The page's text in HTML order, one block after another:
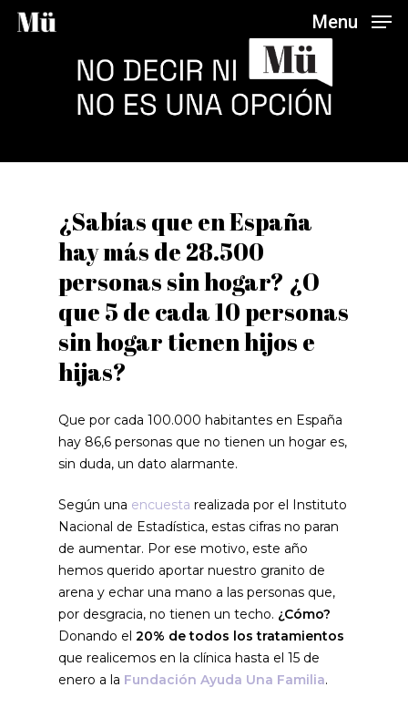
Skip
Menu
¿Sabías que en España
hay más de 28.500
personas sin hogar? ¿O
que 5 de cada 10 personas
sin hogar tienen hijos e
hijas?
Que por cada 100.000 habitantes en España
hay 86,6 personas que no tienen un hogar es,
sin duda, un dato alarmante.
Según una encuesta realizada por el Instituto
Nacional de Estadística, estas cifras no paran
de aumentar. Por ese motivo, este año
hemos querido aportar nuestro granito de
arena y echar una mano a las personas que,
por desgracia, no tienen un techo. ¿Cómo?
Donando el 20% de todos los tratamientos
que realicemos en la clínica hasta el 15 de
enero a la Fundación Ayuda Una Familia.